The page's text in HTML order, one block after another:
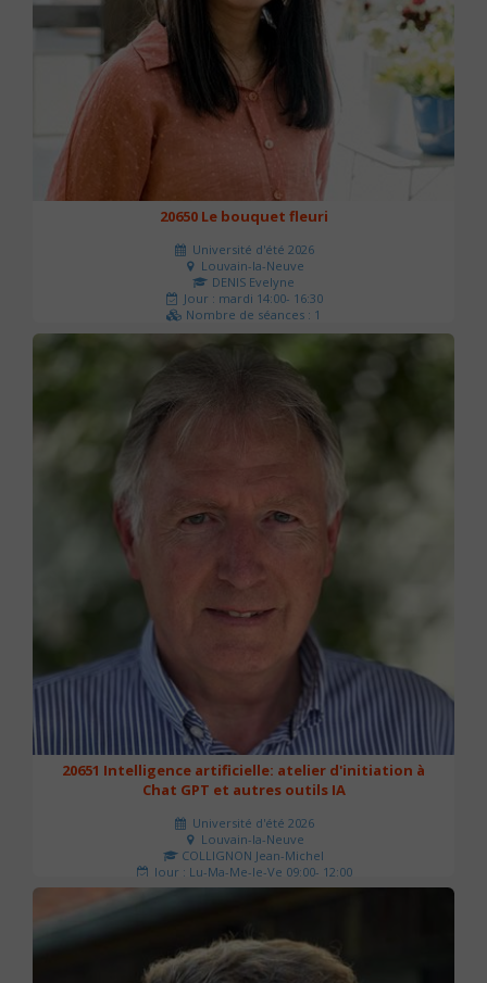
20650 Le bouquet fleuri
Université d'été 2026
Louvain-la-Neuve
DENIS Evelyne
Jour : mardi 14:00- 16:30
Nombre de séances : 1
60 €
20651 Intelligence artificielle: atelier d'initiation à
Chat GPT et autres outils IA
Université d'été 2026
Louvain-la-Neuve
COLLIGNON Jean-Michel
Jour : Lu-Ma-Me-Je-Ve 09:00- 12:00
Nombre de séances : 2